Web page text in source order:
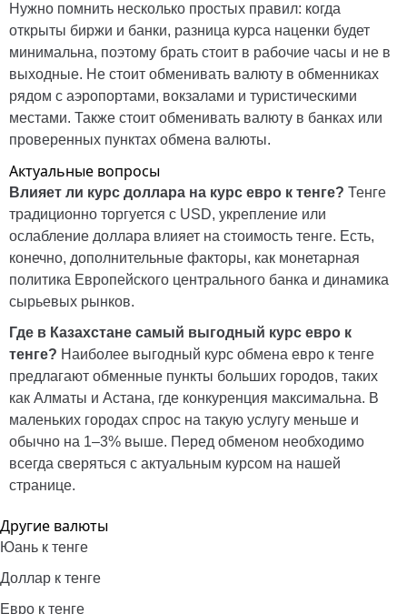
Нужно помнить несколько простых правил: когда
открыты биржи и банки, разница курса наценки будет
минимальна, поэтому брать стоит в рабочие часы и не в
выходные. Не стоит обменивать валюту в обменниках
рядом с аэропортами, вокзалами и туристическими
местами. Также стоит обменивать валюту в банках или
проверенных пунктах обмена валюты.
Актуальные вопросы
Влияет ли курс доллара на курс евро к тенге? Тенге
традиционно торгуется с USD, укрепление или
ослабление доллара влияет на стоимость тенге. Есть,
конечно, дополнительные факторы, как монетарная
политика Европейского центрального банка и динамика
сырьевых рынков.
Где в Казахстане самый выгодный курс евро к
тенге? Наиболее выгодный курс обмена евро к тенге
предлагают обменные пункты больших городов, таких
как Алматы и Астана, где конкуренция максимальна. В
маленьких городах спрос на такую услугу меньше и
обычно на 1–3% выше. Перед обменом необходимо
всегда сверяться с актуальным курсом на нашей
странице.
Другие валюты
Юань к тенге
Доллар к тенге
Евро к тенге